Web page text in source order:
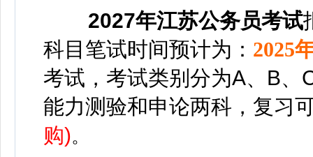
2027年江苏公务员考试
科目 笔试时间预计为： 2025
考试，考试类别分为A、B、
能力测验和申论两科， 复习
购)。